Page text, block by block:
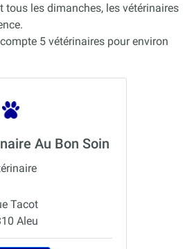
tous les dimanches, les vétérinaires
5 vétérinaires pour environ
Au Bon Soin
Tacot
Aleu